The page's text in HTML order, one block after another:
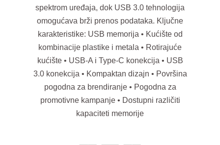
spektrom uređaja, dok USB 3.0 tehnologija
omogućava brži prenos podataka. Ključne
karakteristike: USB memorija • Kućište od
kombinacije plastike i metala • Rotirajuće
kućište • USB-A i Type-C konekcija • USB
3.0 konekcija • Kompaktan dizajn • Površina
pogodna za brendiranje • Pogodna za
promotivne kampanje • Dostupni različiti
kapaciteti memorije